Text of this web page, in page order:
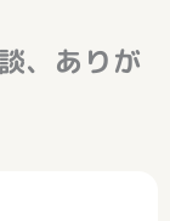
、ありが